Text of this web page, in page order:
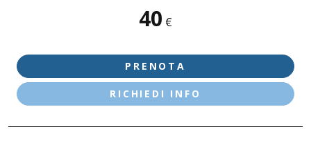
40 €
PRENOTA
RICHIEDI INFO